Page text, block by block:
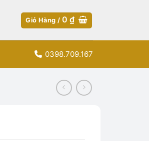
Giỏ Hàng / 0₫
0398.709.167